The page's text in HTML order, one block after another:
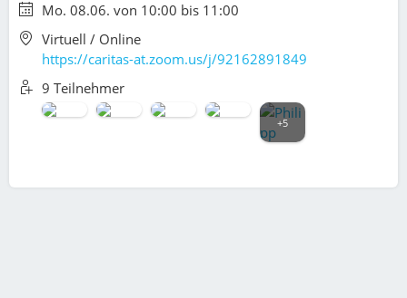
Mo. 08.06. von 10:00 bis 11:00
Virtuell / Online
https://caritas-at.zoom.us/j/92162891849
9 Teilnehmer
+5